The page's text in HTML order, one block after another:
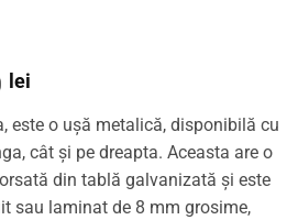
lei
este o ușă metalică, disponibilă cu
cât și pe dreapta. Aceasta are o
din tablă galvanizată și este
sau laminat de 8 mm grosime,